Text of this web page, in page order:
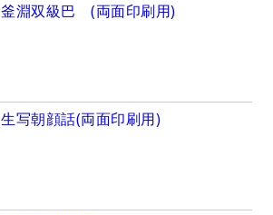
釜淵双級巴 (両面印刷用)
生写朝顔話(両面印刷用)